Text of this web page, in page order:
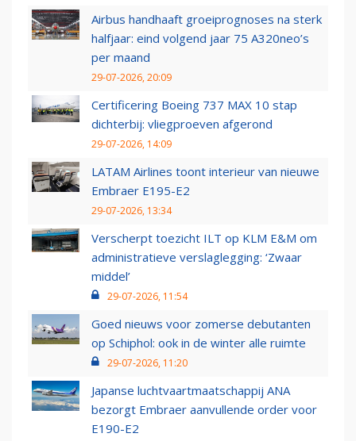
Airbus handhaaft groeiprognoses na sterk
halfjaar: eind volgend jaar 75 A320neo’s
per maand
29-07-2026, 20:09
Certificering Boeing 737 MAX 10 stap
dichterbij: vliegproeven afgerond
29-07-2026, 14:09
LATAM Airlines toont interieur van nieuwe
Embraer E195-E2
29-07-2026, 13:34
Verscherpt toezicht ILT op KLM E&M om
administratieve verslaglegging: ‘Zwaar
middel’
29-07-2026, 11:54
Goed nieuws voor zomerse debutanten
op Schiphol: ook in de winter alle ruimte
29-07-2026, 11:20
Japanse luchtvaartmaatschappij ANA
bezorgt Embraer aanvullende order voor
E190-E2